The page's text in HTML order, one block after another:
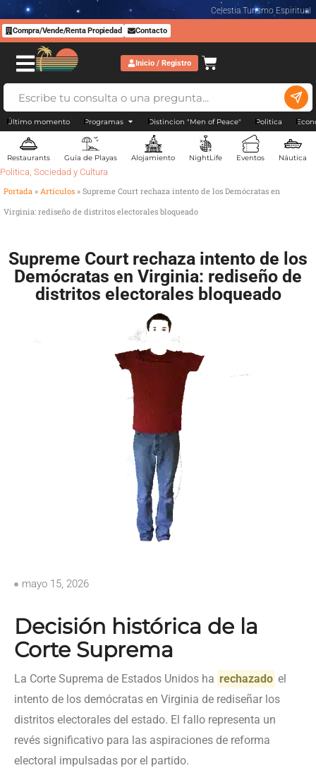
Celestia Turismo Espiritual
Compra/Vende/Renta Propiedad Contacto
Inicio / Registro
Último momento Programas Distincion "Men of Peace" Politica
Restaurants Guía de Playas Alojamiento NightLife Eventos Náutica
Politica, Sociedad y Cultura
Portada » Artículos » Supreme Court rechaza intento de los Demócratas en
Virginia: rediseño de distritos electorales bloqueado
Supreme Court rechaza intento de los
Demócratas en Virginia: rediseño de
distritos electorales bloqueado
mayo 15, 2026
Decisión histórica de la
Corte Suprema
La Corte Suprema de Estados Unidos ha rechazado el
intento de los demócratas en Virginia de rediseñar los
distritos electorales del estado. El fallo representa un
revés significativo para las aspiraciones de reforma
electoral impulsadas por el partido.